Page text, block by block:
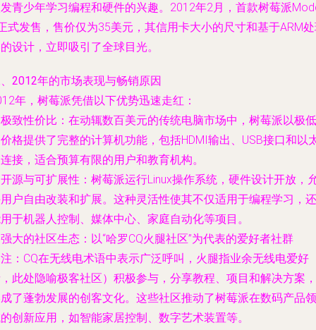
青少年学习编程和硬件的兴趣。2012年2月，首款树莓派
式发售，售价仅为35美元，其信用卡大小的尺寸和基于ARM
设计，立即吸引了全球目光。
2012年的市场表现与畅销原因
年，树莓派凭借以下优势迅速走红：
极致性价比 ：在动辄数百美元的传统电脑市场中，树莓派以极低
格提供了完整的计算机功能，包括HDMI输出、USB接口和以
接，适合预算有限的用户和教育机构。
开源与可扩展性 ：树莓派运行Linux操作系统，硬件设计开放，
户自由改装和扩展。这种灵活性使其不仅适用于编程学习，还
于机器人控制、媒体中心、家庭自动化等项目。
强大的社区生态 ：以“哈罗CQ火腿社区”为代表的爱好者社群
：CQ在无线电术语中表示广泛呼叫，火腿指业余无线电爱好
此处隐喻极客社区）积极参与，分享教程、项目和解决方案，
了蓬勃发展的创客文化。这些社区推动了树莓派在数码产品领
创新应用，如智能家居控制、数字艺术装置等。